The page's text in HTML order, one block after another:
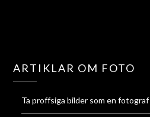
ARTIKLAR OM FOTO
Ta proffsiga bilder som en fotograf